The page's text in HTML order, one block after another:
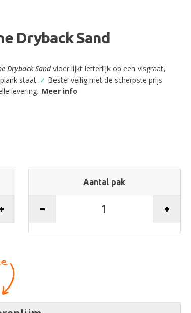
Dryback Sand
Dryback Sandvloer lijkt letterlijk op een visgraat,
staat. ✓ Bestel veilig met de scherpste prijs
levering. Meer info
Aantal pak